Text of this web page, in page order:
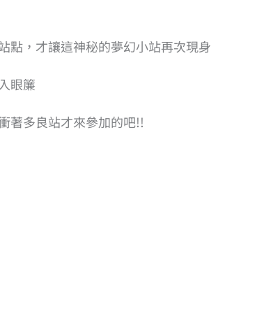
點，才讓這神秘的夢幻小站再次現身
眼簾
著多良站才來參加的吧!!